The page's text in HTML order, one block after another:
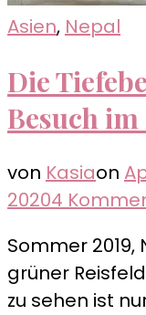
Asien, Nepal
Die
Besuch
von Kasiaon
20204
Sommer
grüner
zu sehen ist